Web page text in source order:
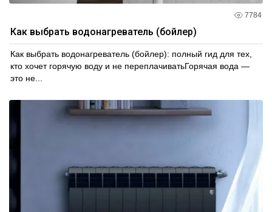
7784
Как выбрать водонагреватель (бойлер)
Как выбрать водонагреватель (бойлер): полный гид для тех,
кто хочет горячую воду и не переплачиватьГорячая вода —
это не...